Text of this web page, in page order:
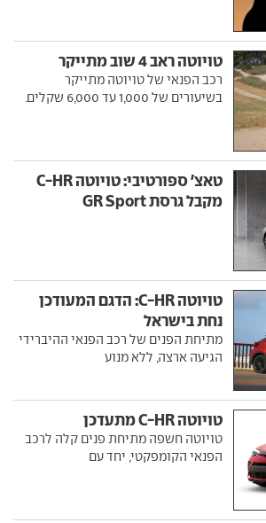
טויוטה ראב 4 שוב מתייקר
רכב הפנאי של טויוטה מתייקר
בשיעורים של 1,000 עד 6,000 שקלים.
טאצ' ספורטיבי: טויוטה C-HR
מקבל גרסת GR Sport
טויוטה C-HR: הדגם המעודכן
נחת בישראל
מתיחת הפנים של רכב הפנאי ההיברידי
הגיעה ארצה, ללא מנוע
טויוטה C-HR מתעדכן
טויוטה חשפה מתיחת פנים קלה לרכב
הפנאי הקומפקטי, יחד עם